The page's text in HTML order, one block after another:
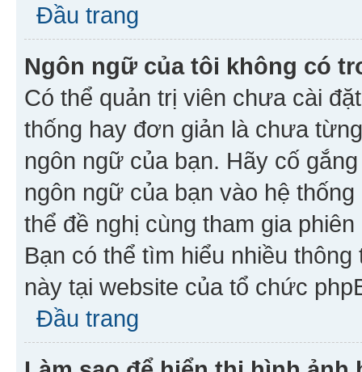
Đầu trang
Ngôn ngữ của tôi không có
Có thể quản trị viên chưa cài
thống hay đơn giản là chưa
ngôn ngữ của bạn. Hãy cố
ngôn ngữ của bạn vào hệ
thể đề nghị cùng tham gia
Bạn có thể tìm hiểu nhiều
này tại website của tổ chức
Đầu trang